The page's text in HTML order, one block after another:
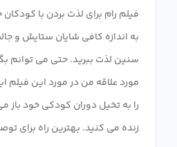
فیلم رام برای لذت بردن با
به اندازه کافی شایان ستایش و
سنین لذت ببرید. حتی می توانم
مورد علاقه من در مورد این
را به تخیل دوران کودکی خود باز
زنده می کنید. بهترین راه برای